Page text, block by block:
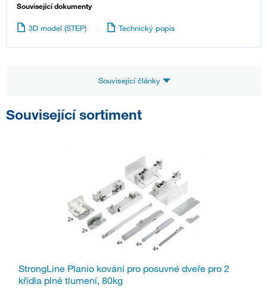
Související dokumenty
3D model (STEP) Technický popis
Související články
Související sortiment
StrongLine Planio kování pro posuvné dveře pro 2
křídla plné tlumení, 80kg